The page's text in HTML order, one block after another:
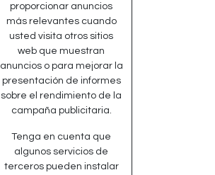
proporcionar anuncios
más relevantes cuando
usted visita otros sitios
web que muestran
anuncios o para mejorar la
presentación de informes
sobre el rendimiento de la
campaña publicitaria.
Tenga en cuenta que
algunos servicios de
terceros pueden instalar